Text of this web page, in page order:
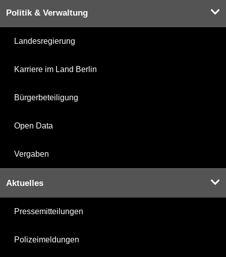
Politik & Verwaltung
Landesregierung
Karriere im Land Berlin
Bürgerbeteiligung
Open Data
Vergaben
Aktuelles
Pressemitteilungen
Polizeimeldungen